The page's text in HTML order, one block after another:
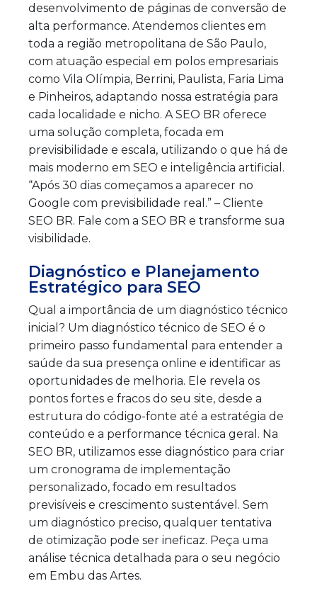
desenvolvimento de páginas de conversão de
alta performance. Atendemos clientes em
toda a região metropolitana de São Paulo,
com atuação especial em polos empresariais
como Vila Olímpia, Berrini, Paulista, Faria Lima
e Pinheiros, adaptando nossa estratégia para
cada localidade e nicho. A SEO BR oferece
uma solução completa, focada em
previsibilidade e escala, utilizando o que há de
mais moderno em SEO e inteligência artificial.
“Após 30 dias começamos a aparecer no
Google com previsibilidade real.” – Cliente
SEO BR. Fale com a SEO BR e transforme sua
visibilidade.
Diagnóstico e Planejamento
Estratégico para SEO
Qual a importância de um diagnóstico técnico
inicial? Um diagnóstico técnico de SEO é o
primeiro passo fundamental para entender a
saúde da sua presença online e identificar as
oportunidades de melhoria. Ele revela os
pontos fortes e fracos do seu site, desde a
estrutura do código-fonte até a estratégia de
conteúdo e a performance técnica geral. Na
SEO BR, utilizamos esse diagnóstico para criar
um cronograma de implementação
personalizado, focado em resultados
previsíveis e crescimento sustentável. Sem
um diagnóstico preciso, qualquer tentativa
de otimização pode ser ineficaz. Peça uma
análise técnica detalhada para o seu negócio
em Embu das Artes.